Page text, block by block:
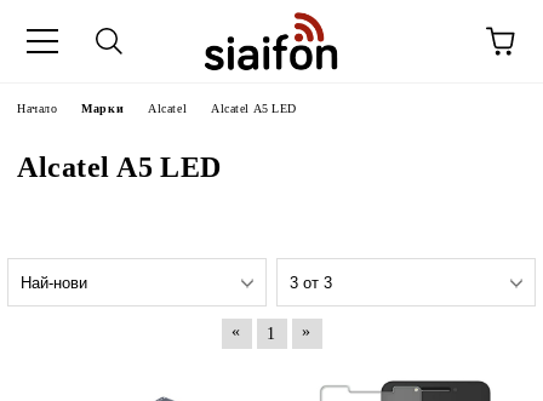
Начало Марки Alcatel Alcatel A5 LED
Alcatel A5 LED
« 1 »